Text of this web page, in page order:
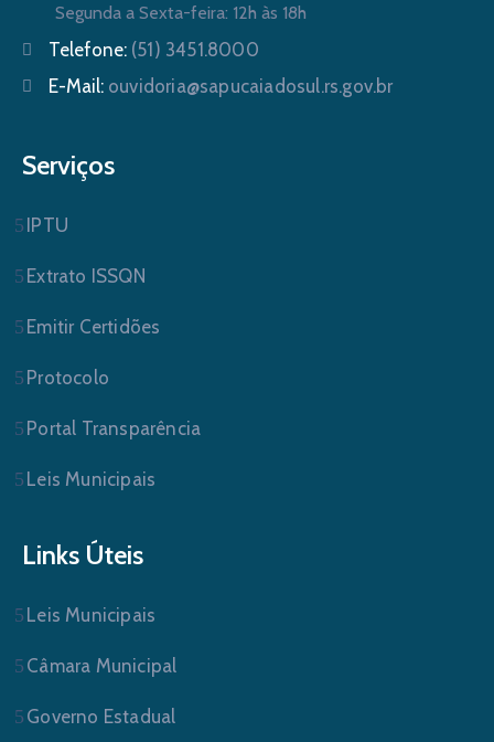
Segunda a Sexta-feira: 12h às 18h
Telefone: (51) 3451.8000
E-Mail: ouvidoria@sapucaiadosul.rs.gov.br
Serviços
IPTU
Extrato ISSQN
Emitir Certidões
Protocolo
Portal Transparência
Leis Municipais
Links Úteis
Leis Municipais
Câmara Municipal
Governo Estadual